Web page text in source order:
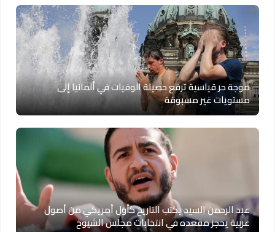
موجة حر قياسية ترفع حصيلة الوفيات في ألمانيا إلى
مستويات غير مسبوقة
عبد الرحمن السيد يكتب التاريخ كأول أمريكي من أصول
عربية يحجز مقعده في انتخابات مجلس الشيوخ